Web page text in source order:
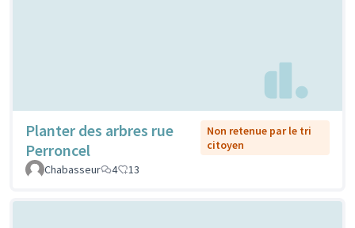
Planter des arbres rue
Perroncel
Non retenue par le tri
citoyen
Chabasseur
4 13